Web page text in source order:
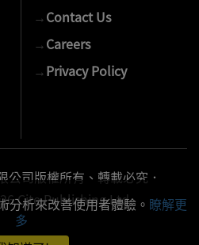
→Contact Us
→Careers
→Privacy Policy
公司版權所有、轉載必究．
Cite Publishing Ltd.
析來改善使用者體驗。 瞭解更
多